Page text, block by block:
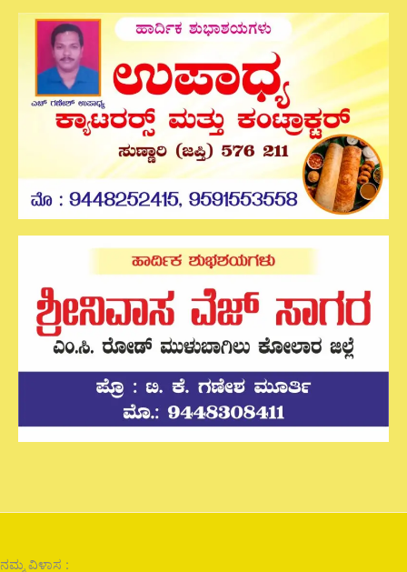
ನಮ್ಮ ವಿಳಾಸ :